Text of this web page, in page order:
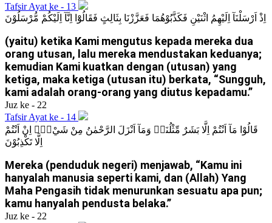
Tafsir Ayat ke - 13
اِذْ اَرْسَلْنَآ اِلَيْهِمُ اثْنَيْنِ فَكَذَّبُوْهُمَا فَعَزَّزْنَا بِثَالِثٍ فَقَالُوْٓا اِنَّآ اِلَيْكُمْ مُّرْسَلُوْنَ
(yaitu) ketika Kami mengutus kepada mereka dua
orang utusan, lalu mereka mendustakan keduanya;
kemudian Kami kuatkan dengan (utusan) yang
ketiga, maka ketiga (utusan itu) berkata, “Sungguh,
kami adalah orang-orang yang diutus kepadamu.”
Juz ke - 22
Tafsir Ayat ke - 14
قَالُوْا مَآ اَنْتُمْ اِلَّا بَشَرٌ مِّثْلُنَاۙ وَمَآ اَنْزَلَ الرَّحْمٰنُ مِنْ شَيْءٍۙ اِنْ اَنْتُمْ
اِلَّا تَكْذِبُوْنَ
Mereka (penduduk negeri) menjawab, “Kamu ini
hanyalah manusia seperti kami, dan (Allah) Yang
Maha Pengasih tidak menurunkan sesuatu apa pun;
kamu hanyalah pendusta belaka.”
Juz ke - 22